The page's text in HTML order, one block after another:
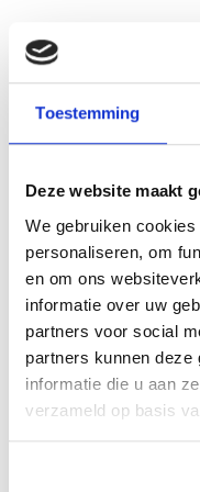
Toestemming
Deze website maakt
We gebruiken
personaliseren, om
en om ons
informatie over uw
partners voor social
partners kunnen deze
informatie die u aan
verzameld op basis